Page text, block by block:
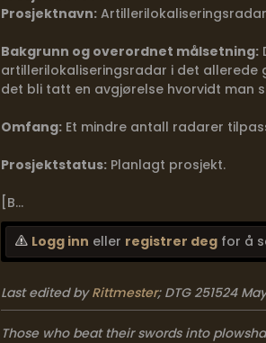
Prosjektnavn:
Bakgrunn og overordnet målsetning:
artillerilokaliseringsradar i det allerede
det bli tatt en avgjørelse hvorvidt man
Omfang: Et mindre antall radarer
Prosjektstatus: Planlagt prosjekt.
[B...
Logg inn eller registrer deg for å
Last edited byRittmester; DTG 251524
Those who beat their swords into